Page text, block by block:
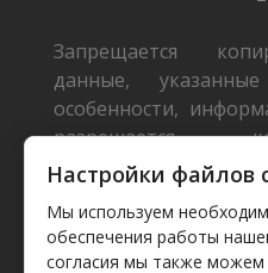
Запрещается
данные,
особенности,
разрешается
распространять
без
согласия TecDoc
действия третьим
Настройки файлов
Мы используем
обеспечения работы
согласия мы также можем